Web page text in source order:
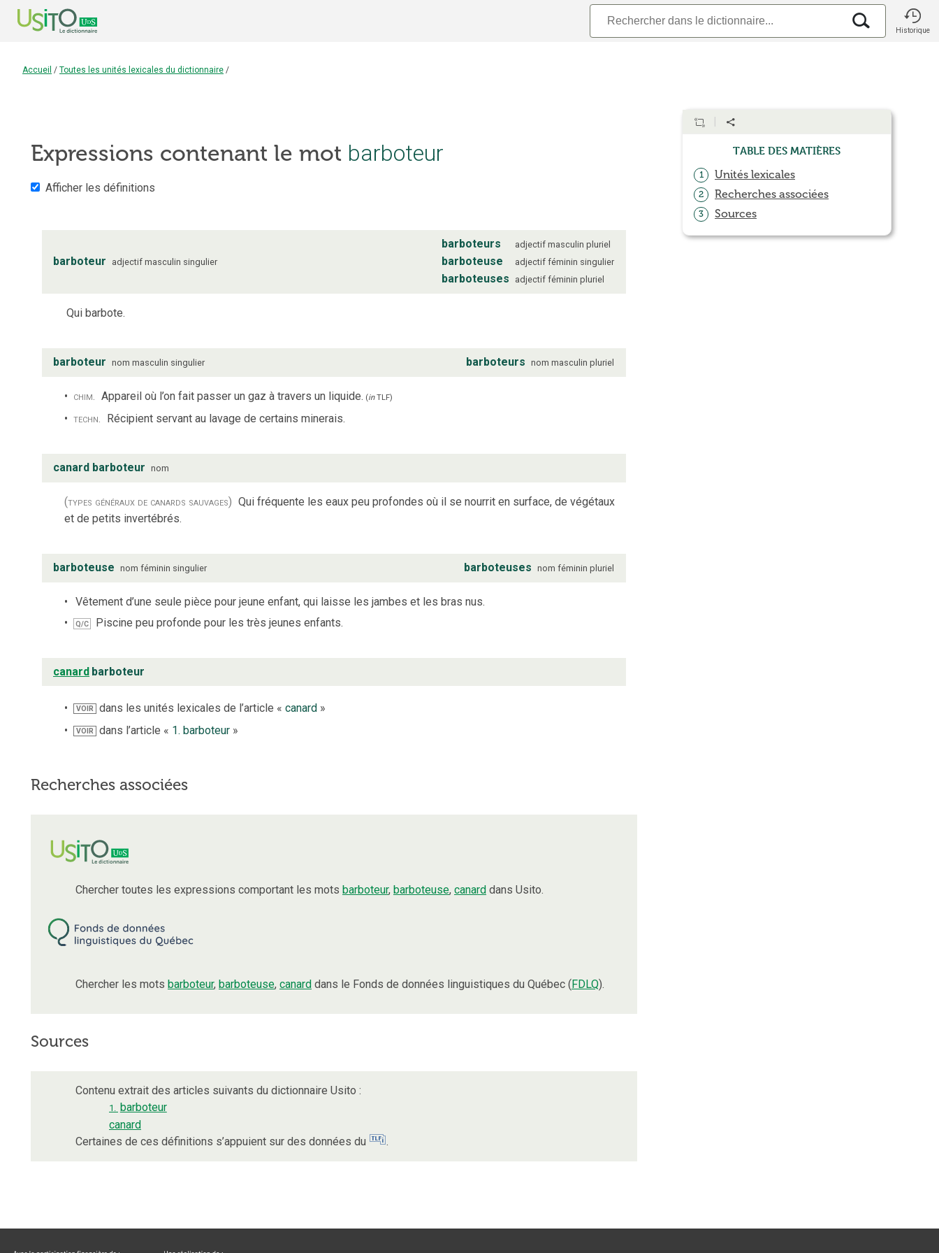
Historique
Accueil / Toutes les unités lexicales du dictionnaire /
Expressions contenant le mot barboteur
Afficher les définitions
barboteur adjectif masculin singulier
barboteurs adjectif masculin pluriel
barboteuse adjectif féminin singulier
barboteuses adjectif féminin pluriel
Qui barbote.
barboteur nom masculin singulier barboteurs nom masculin pluriel
chim. Appareil où l’on fait passer un gaz à travers un liquide. (inTLF)
techn. Récipient servant au lavage de certains minerais.
canard barboteur nom
(types généraux de canards sauvages) Qui fréquente les eaux peu profondes où il se nourrit en surface, de végétaux
et de petits invertébrés.
barboteuse nom féminin singulier barboteuses nom féminin pluriel
Vêtement d’une seule pièce pour jeune enfant, qui laisse les jambes et les bras nus.
Q/C Piscine peu profonde pour les très jeunes enfants.
canard barboteur
VOIR dans les unités lexicales de l’article «canard »
VOIR dans l’article « 1. barboteur »
Recherches associées
Chercher toutes les expressions comportant les mots barboteur, barboteuse, canard dans Usito.
Chercher les mots barboteur, barboteuse, canard dans le Fonds de données linguistiques du Québec (FDLQ).
Sources
Contenu extrait des articles suivants du dictionnaire Usito :
1. barboteur
canard
Certaines de ces définitions s’appuient sur des données du
.
Table des matières
1 Unités lexicales
2 Recherches associées
3 Sources